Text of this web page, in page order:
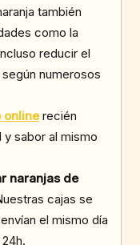
también
como la
reducir el
numerosos
onlinerecién
sabor al mismo
naranjas de
cajas se
el mismo día